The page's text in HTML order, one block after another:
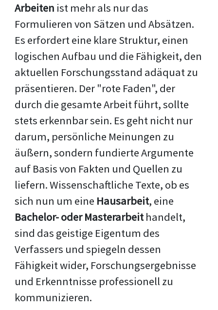
Arbeiten ist mehr als nur das
Formulieren von Sätzen und Absätzen.
Es erfordert eine klare Struktur, einen
logischen Aufbau und die Fähigkeit, den
aktuellen Forschungsstand adäquat zu
präsentieren. Der "rote Faden", der
durch die gesamte Arbeit führt, sollte
stets erkennbar sein. Es geht nicht nur
darum, persönliche Meinungen zu
äußern, sondern fundierte Argumente
auf Basis von Fakten und Quellen zu
liefern. Wissenschaftliche Texte, ob es
sich nun um eine Hausarbeit, eine
Bachelor- oder Masterarbeithandelt,
sind das geistige Eigentum des
Verfassers und spiegeln dessen
Fähigkeit wider, Forschungsergebnisse
und Erkenntnisse professionell zu
kommunizieren.